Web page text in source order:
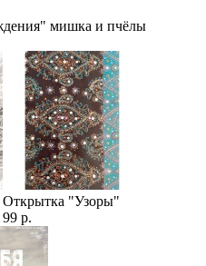
мишка и пчёлы
Открытка "Узоры"
99 р.